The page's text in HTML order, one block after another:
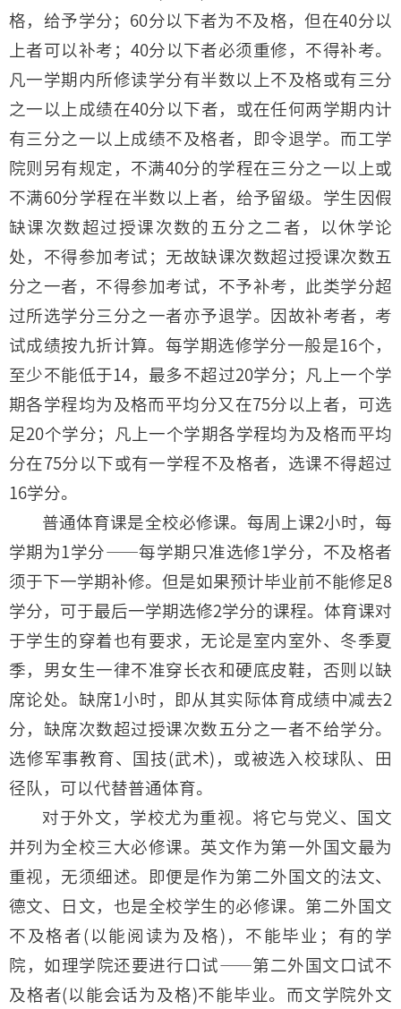
格，给予学分；60分以下者为不及格，但在40分以
上者可以补考；40分以下者必须重修，不得补考。
凡一学期内所修读学分有半数以上不及格或有三分
之一以上成绩在40分以下者，或在任何两学期内计
有三分之一以上成绩不及格者，即令退学。而工学
院则另有规定，不满40分的学程在三分之一以上或
不满60分学程在半数以上者，给予留级。学生因假
缺课次数超过授课次数的五分之二者，以休学论
处，不得参加考试；无故缺课次数超过授课次数五
分之一者，不得参加考试，不予补考，此类学分超
过所选学分三分之一者亦予退学。因故补考者，考
试成绩按九折计算。每学期选修学分一般是16个，
至少不能低于14，最多不超过20学分；凡上一个学
期各学程均为及格而平均分又在75分以上者，可选
足20个学分；凡上一个学期各学程均为及格而平均
分在75分以下或有一学程不及格者，选课不得超过
16学分。
普通体育课是全校必修课。每周上课2小时，每
学期为1学分——每学期只准选修1学分，不及格者
须于下一学期补修。但是如果预计毕业前不能修足8
学分，可于最后一学期选修2学分的课程。体育课对
于学生的穿着也有要求，无论是室内室外、冬季夏
季，男女生一律不准穿长衣和硬底皮鞋，否则以缺
席论处。缺席1小时，即从其实际体育成绩中减去2
分，缺席次数超过授课次数五分之一者不给学分。
选修军事教育、国技(武术)，或被选入校球队、田
径队，可以代替普通体育。
对于外文，学校尤为重视。将它与党义、国文
并列为全校三大必修课。英文作为第一外国文最为
重视，无须细述。即便是作为第二外国文的法文、
德文、日文，也是全校学生的必修课。第二外国文
不及格者(以能阅读为及格)，不能毕业；有的学
院，如理学院还要进行口试——第二外国文口试不
及格者(以能会话为及格)不能毕业。而文学院外文